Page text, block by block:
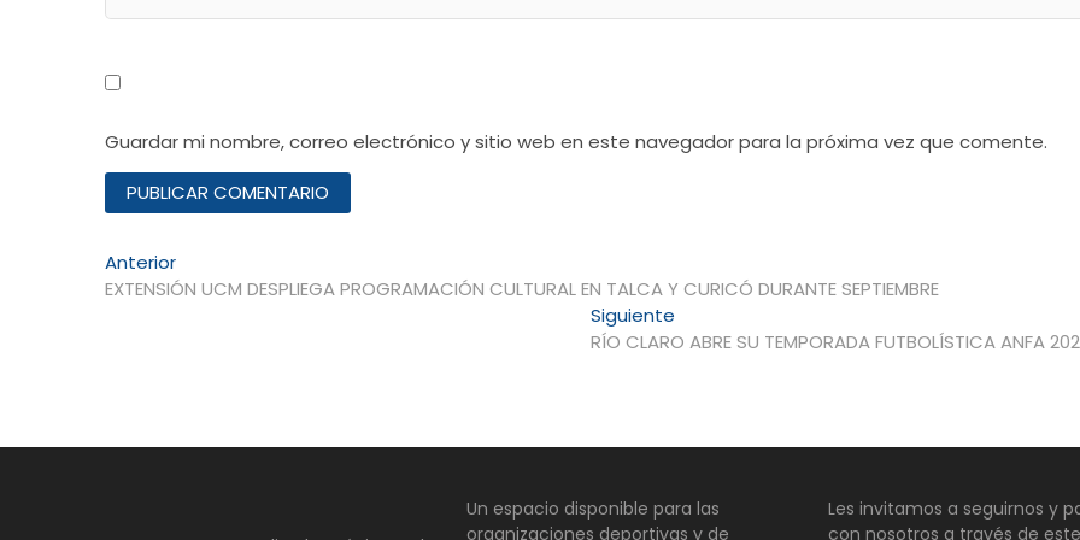
Guardar mi nombre, correo electrónico y sitio web en este navegador para la próxima vez que comente.
Navegación
de
AnteriorEntrada
anterior:
EXTENSIÓN UCM DESPLIEGA PROGRAMACIÓN CULTURAL EN TALCA Y CURICÓ DURANTE SEPTIEMBRE
Siguiente
siguiente:
RÍO CLARO ABRE SU TEMPORADA FUTBOLÍSTICA ANFA
Un espacio disponible para las
organizaciones deportivas y de
Les invitamos a seguirnos y
con nosotros a través de